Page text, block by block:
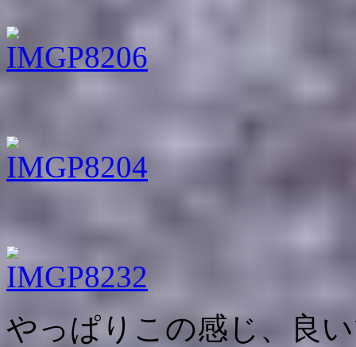
やっぱりこの感じ、良